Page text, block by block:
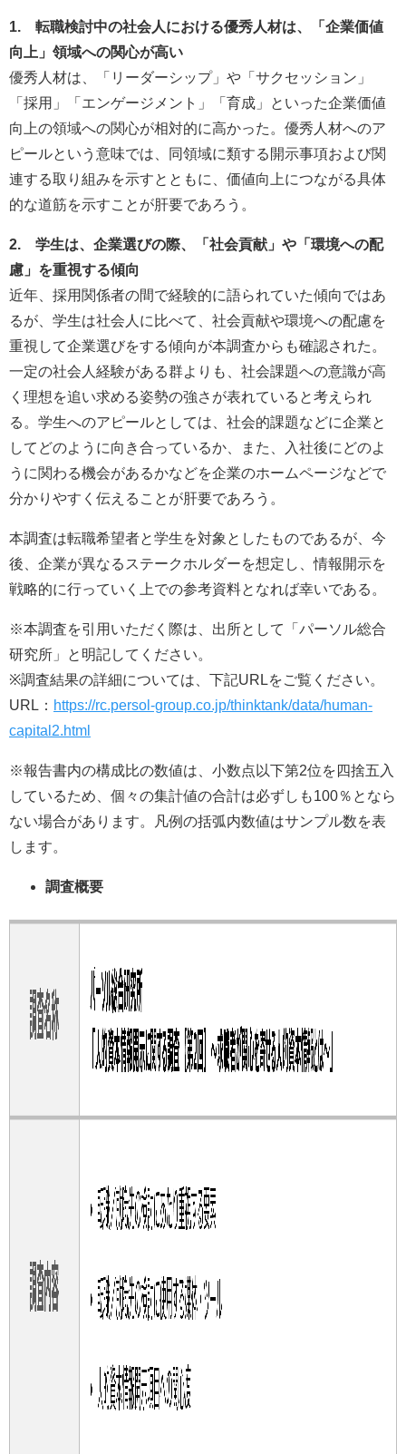
1. 転職検討中の社会人における優秀人材は、「企業価値
向上」領域への関心が高い
優秀人材は、「リーダーシップ」や「サクセッション」
「採用」「エンゲージメント」「育成」といった企業価値
向上の領域への関心が相対的に高かった。優秀人材へのア
ピールという意味では、同領域に類する開示事項および関
連する取り組みを示すとともに、価値向上につながる具体
的な道筋を示すことが肝要であろう。
2. 学生は、企業選びの際、「社会貢献」や「環境への配
慮」を重視する傾向
近年、採用関係者の間で経験的に語られていた傾向ではあ
るが、学生は社会人に比べて、社会貢献や環境への配慮を
重視して企業選びをする傾向が本調査からも確認された。
一定の社会人経験がある群よりも、社会課題への意識が高
く理想を追い求める姿勢の強さが表れていると考えられ
る。学生へのアピールとしては、社会的課題などに企業と
してどのように向き合っているか、また、入社後にどのよ
うに関わる機会があるかなどを企業のホームページなどで
分かりやすく伝えることが肝要であろう。
本調査は転職希望者と学生を対象としたものであるが、今
後、企業が異なるステークホルダーを想定し、情報開示を
戦略的に行っていく上での参考資料となれば幸いである。
※本調査を引用いただく際は、出所として「パーソル総合
研究所」と明記してください。
※調査結果の詳細については、下記URLをご覧ください。
URL： https://rc.persol-group.co.jp/thinktank/data/human-
capital2.html
※報告書内の構成比の数値は、小数点以下第2位を四捨五入
しているため、個々の集計値の合計は必ずしも100％となら
ない場合があります。凡例の括弧内数値はサンプル数を表
します。
調査概要